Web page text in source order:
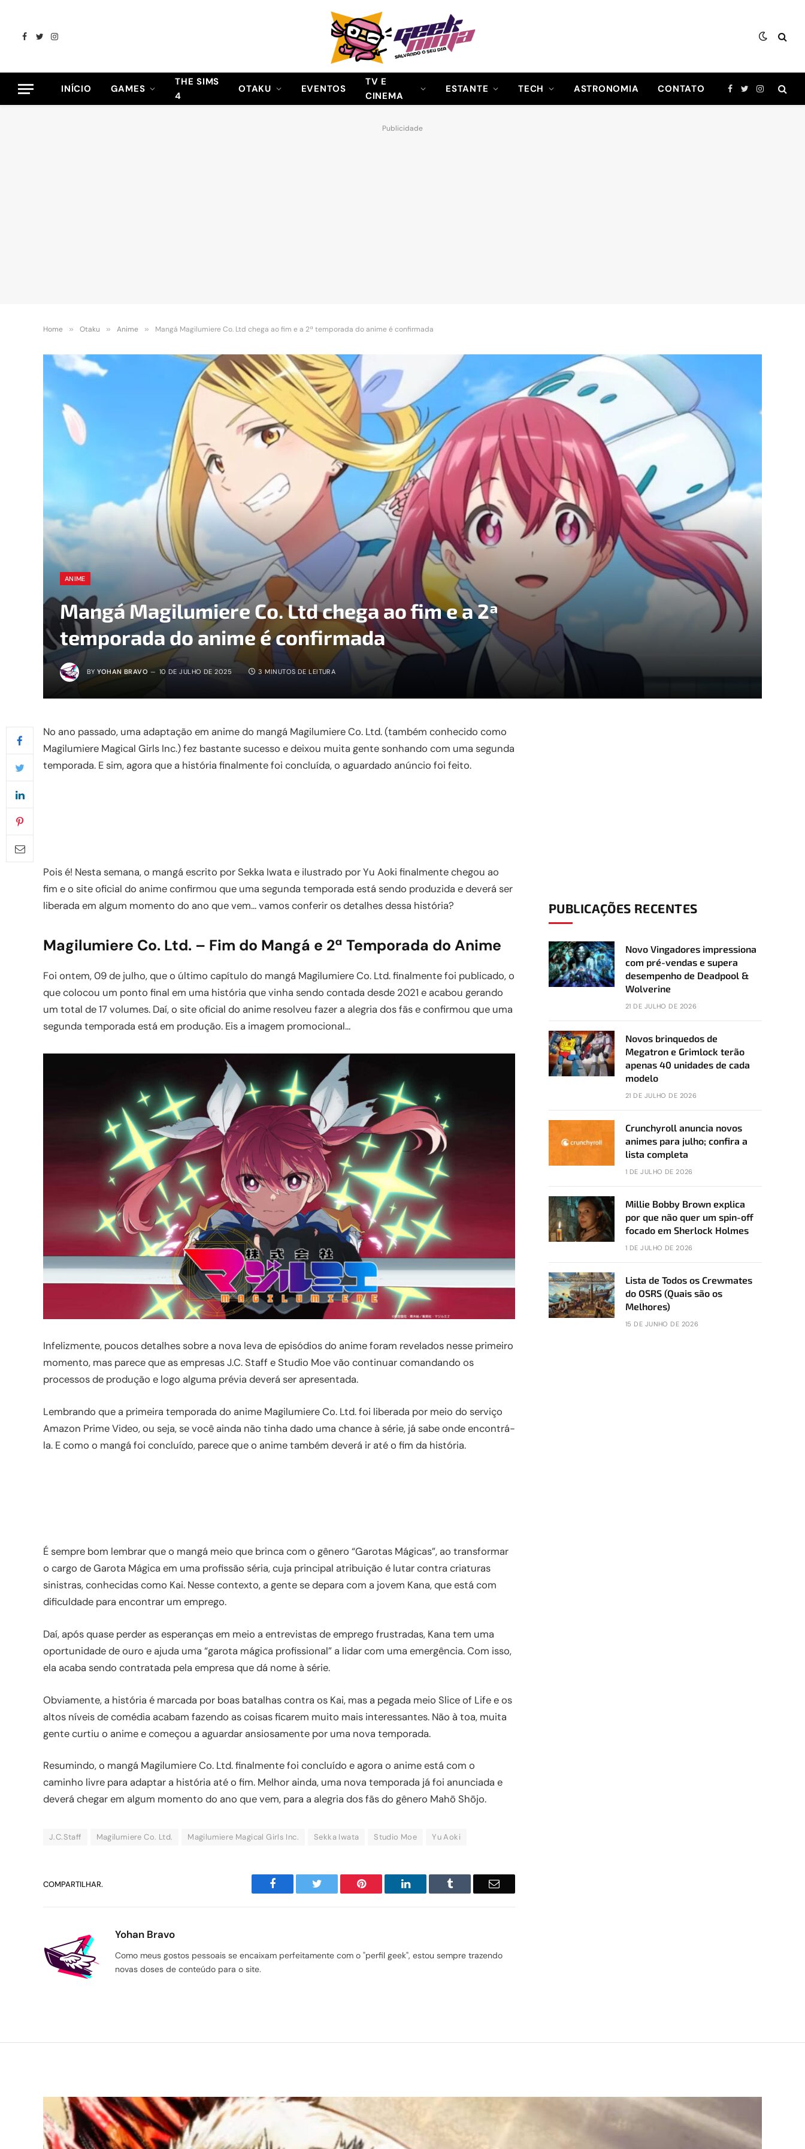
Facebook
TwitterInstagram
INÍCIO GAMES
THE SIMS
4
OTAKU EVENTOS
TV E
CINEMA
ESTANTE TECH ASTRONOMIA CONTATO Facebook
TwitterInstagram
Publicidade
Home » Otaku » Anime » Mangá Magilumiere Co. Ltd chega ao fim e a 2ª temporada do anime é confirmada
ANIME
Mangá Magilumiere Co. Ltd chega ao fim e a 2ª
temporada do anime é confirmada
BY YOHAN BRAVO 10 DE JULHO DE 2025 3 MINUTOS DE LEITURA
No ano passado, uma adaptação em anime do mangá Magilumiere Co. Ltd. (também conhecido como
Magilumiere Magical Girls Inc.) fez bastante sucesso e deixou muita gente sonhando com uma segunda
temporada. E sim, agora que a história finalmente foi concluída, o aguardado anúncio foi feito.
Pois é! Nesta semana, o mangá escrito por Sekka Iwata e ilustrado por Yu Aoki finalmente chegou ao
fim e o site oficial do anime confirmou que uma segunda temporada está sendo produzida e deverá ser
liberada em algum momento do ano que vem… vamos conferir os detalhes dessa história?
Magilumiere Co. Ltd. – Fim do Mangá e 2ª Temporada do Anime
Foi ontem, 09 de julho, que o último capítulo do mangá Magilumiere Co. Ltd. finalmente foi publicado, o
que colocou um ponto final em uma história que vinha sendo contada desde 2021 e acabou gerando
um total de 17 volumes. Daí, o site oficial do anime resolveu fazer a alegria dos fãs e confirmou que uma
segunda temporada está em produção. Eis a imagem promocional…
Infelizmente, poucos detalhes sobre a nova leva de episódios do anime foram revelados nesse primeiro
momento, mas parece que as empresas J.C. Staff e Studio Moe vão continuar comandando os
processos de produção e logo alguma prévia deverá ser apresentada.
Lembrando que a primeira temporada do anime Magilumiere Co. Ltd. foi liberada por meio do serviço
Amazon Prime Video, ou seja, se você ainda não tinha dado uma chance à série, já sabe onde encontrá-
la. E como o mangá foi concluído, parece que o anime também deverá ir até o fim da história.
É sempre bom lembrar que o mangá meio que brinca com o gênero “Garotas Mágicas”, ao transformar
o cargo de Garota Mágica em uma profissão séria, cuja principal atribuição é lutar contra criaturas
sinistras, conhecidas como Kai. Nesse contexto, a gente se depara com a jovem Kana, que está com
dificuldade para encontrar um emprego.
Daí, após quase perder as esperanças em meio a entrevistas de emprego frustradas, Kana tem uma
oportunidade de ouro e ajuda uma “garota mágica profissional” a lidar com uma emergência. Com isso,
ela acaba sendo contratada pela empresa que dá nome à série.
Obviamente, a história é marcada por boas batalhas contra os Kai, mas a pegada meio Slice of Life e os
altos níveis de comédia acabam fazendo as coisas ficarem muito mais interessantes. Não à toa, muita
gente curtiu o anime e começou a aguardar ansiosamente por uma nova temporada.
Resumindo, o mangá Magilumiere Co. Ltd. finalmente foi concluído e agora o anime está com o
caminho livre para adaptar a história até o fim. Melhor ainda, uma nova temporada já foi anunciada e
deverá chegar em algum momento do ano que vem, para a alegria dos fãs do gênero Mahō Shōjo.
J.C.Staff Magilumiere Co. Ltd. Magilumiere Magical Girls Inc. Sekka Iwata Studio Moe Yu Aoki
COMPARTILHAR. Facebook Twitter Pinterest LinkedIn Tumblr Email
Yohan Bravo
Como meus gostos pessoais se encaixam perfeitamente com o "perfil geek", estou sempre trazendo
novas doses de conteúdo para o site.
PUBLICAÇÕES RECENTES
Novo Vingadores impressiona
com pré-vendas e supera
desempenho de Deadpool &
Wolverine
21 DE JULHO DE 2026
Novos brinquedos de
Megatron e Grimlock terão
apenas 40 unidades de cada
modelo
21 DE JULHO DE 2026
Crunchyroll anuncia novos
animes para julho; confira a
lista completa
1 DE JULHO DE 2026
Millie Bobby Brown explica
por que não quer um spin-off
focado em Sherlock Holmes
1 DE JULHO DE 2026
Lista de Todos os Crewmates
do OSRS (Quais são os
Melhores)
15 DE JUNHO DE 2026